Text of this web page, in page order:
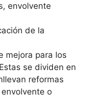
envolvente
de la
mejora para los
se dividen en
reformas
o